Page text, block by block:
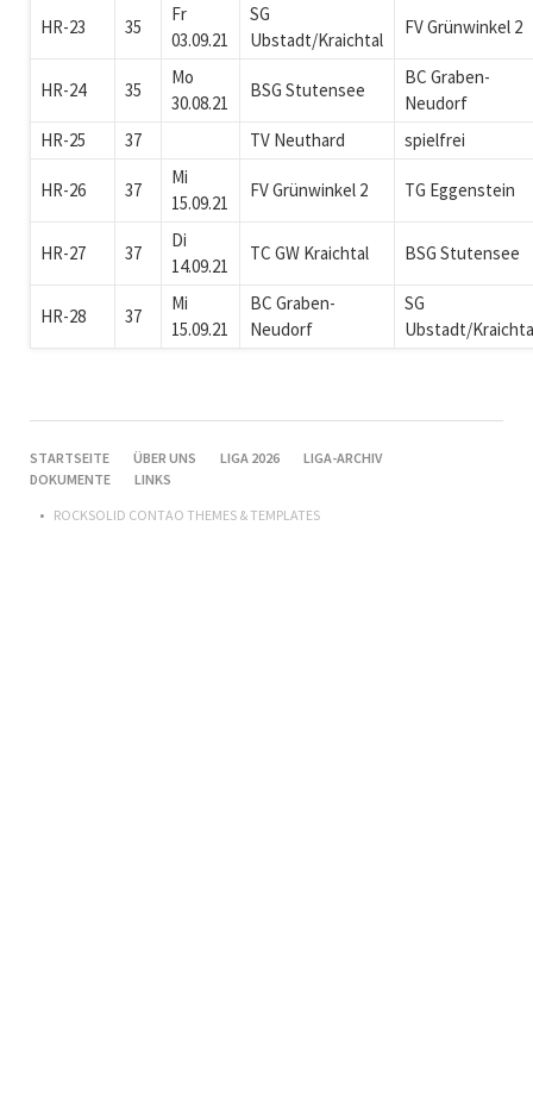
HR-23 35
Fr
03.09.21
SG
Ubstadt/Kraichtal
FV Grünwinkel 2
HR-24 35
Mo
30.08.21
BSG Stutensee
BC Graben-
Neudorf
HR-25
37 TV Neuthard spielfrei
HR-26 37
Mi
15.09.21
FV Grünwinkel 2 TG Eggenstein
HR-27 37
Di
14.09.21
TC GW Kraichtal BSG Stutensee
HR-28 37
Mi
15.09.21
BC Graben-
Neudorf
SG
Ubstadt/
NAVIGATION
ÜBERSPRINGEN
STARTSEITE ÜBER UNS LIGA 2026
LIGA-ARCHIV
DOKUMENTE
LINKS
ROCKSOLID CONTAO THEMES & TEMPLATES